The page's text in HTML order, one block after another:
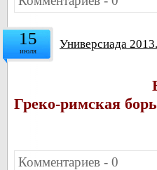
15
июля Универсиада
Греко-римская
Комментариев - 0